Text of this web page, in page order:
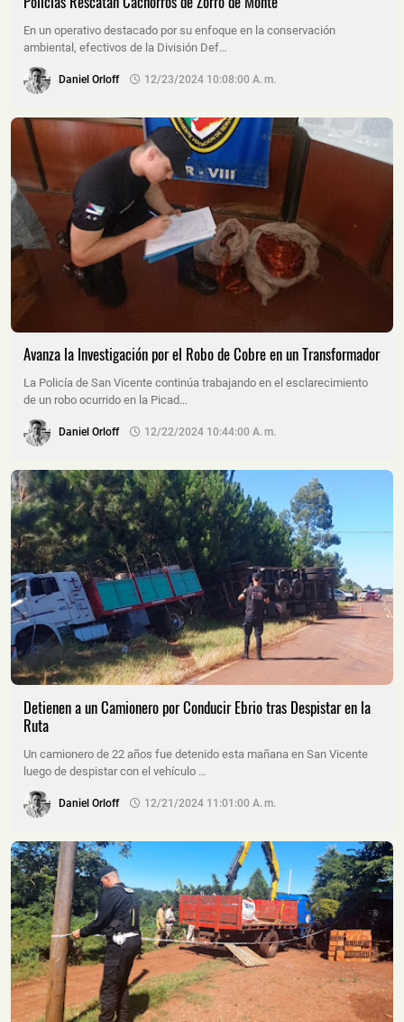
En un operativo destacado por su enfoque en la conservación
ambiental, efectivos de la División Def…
Daniel Orloff 12/23/2024 10:08:00 A. M.
Avanza la Investigación por el Robo de Cobre en un Transformador
La Policía de San Vicente continúa trabajando en el esclarecimiento
de un robo ocurrido en la Picad…
Daniel Orloff 12/22/2024 10:44:00 A. M.
Detienen a un Camionero por Conducir Ebrio tras Despistar en la
Ruta
Un camionero de 22 años fue detenido esta mañana en San Vicente
luego de despistar con el vehículo …
Daniel Orloff 12/21/2024 11:01:00 A. M.